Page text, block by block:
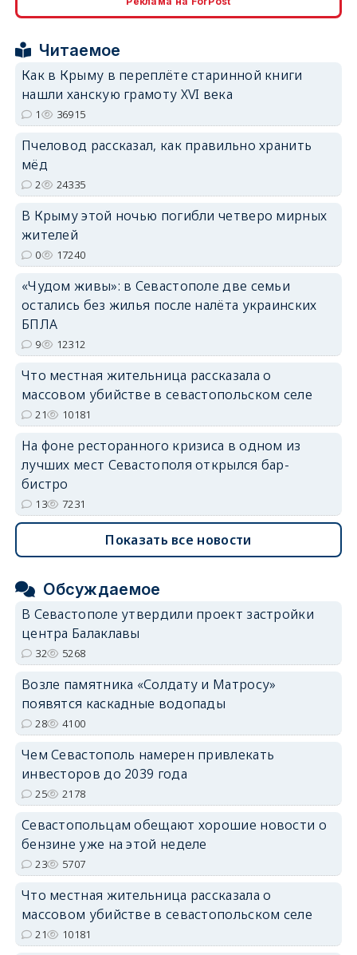
erid: 2SDnjdvhGXG
Читаемое
Как в Крыму в переплёте старинной книги
нашли ханскую грамоту XVI века
1 36915
Пчеловод рассказал, как правильно хранить
мёд
2 24335
В Крыму этой ночью погибли четверо мирных
жителей
0 17240
«Чудом живы»: в Севастополе две семьи
остались без жилья после налёта украинских
БПЛА
9 12312
Что местная жительница рассказала о
массовом убийстве в севастопольском селе
21 10181
На фоне ресторанного кризиса в одном из
лучших мест Севастополя открылся бар-
бистро
13 7231
Показать все новости
Обсуждаемое
В Севастополе утвердили проект застройки
центра Балаклавы
32 5268
Возле памятника «Солдату и Матросу»
появятся каскадные водопады
28 4100
Чем Севастополь намерен привлекать
инвесторов до 2039 года
25 2178
Севастопольцам обещают хорошие новости о
бензине уже на этой неделе
23 5707
Что местная жительница рассказала о
массовом убийстве в севастопольском селе
21 10181